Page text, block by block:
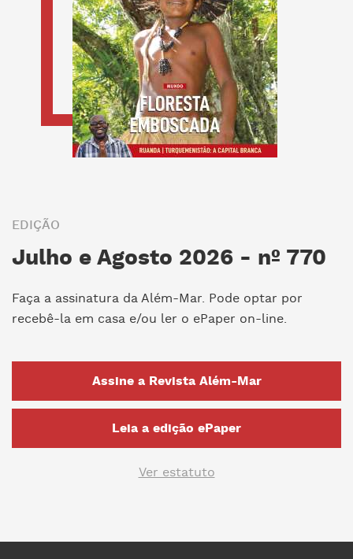
EDIÇÃO
Julho e Agosto 2026 - nº 770
Faça a assinatura da Além-Mar. Pode optar por
recebê-la em casa e/ou ler o ePaper on-line.
Assine a Revista Além-Mar
Leia a edição ePaper
Ver estatuto